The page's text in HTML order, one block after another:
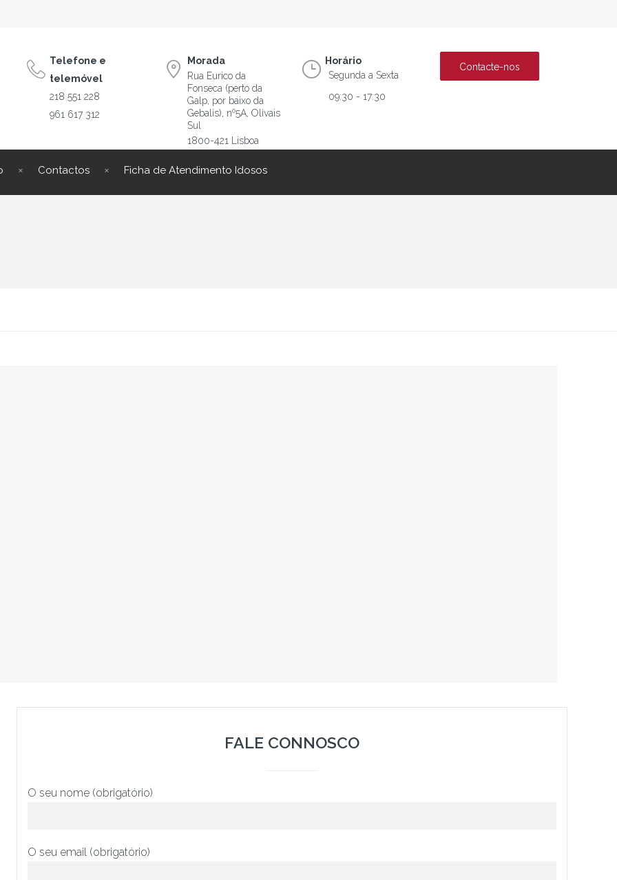
Telefone e
telemóvel
218 551 228
961 617 312
Morada
Rua Eurico da
Fonseca (perto da
Galp, por baixo da
Gebalis), nº5A, Olivais
Sul
1800-421 Lisboa
Horário
Segunda a Sexta
09:30 - 17:30
Contacte-nos
Contactos Ficha de Atendimento Idosos
FALE CONNOSCO
O seu nome (obrigatório)
O seu email (obrigatório)